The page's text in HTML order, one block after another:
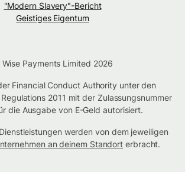
"Modern Slavery"-Bericht
Geistiges Eigentum
Payments Limited 2026
Financial Conduct Authority unter den
2011 mit der Zulassungsnummer
die Ausgabe von E-Geld autorisiert.
werden von dem jeweiligen
an deinem Standort erbracht.